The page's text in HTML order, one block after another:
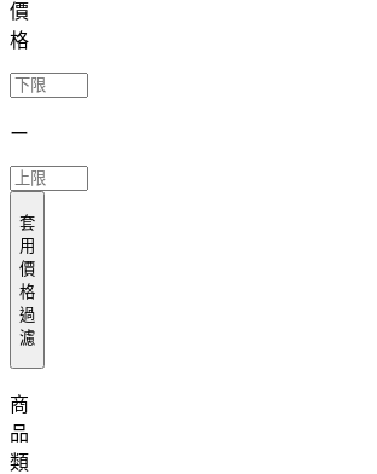
價
格
ー
套
用
價
格
過
濾
商
品
類